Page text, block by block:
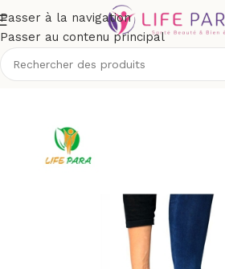
Passer à la navigation
Passer au contenu principal
Accueil/Boutique/Matériel médical/